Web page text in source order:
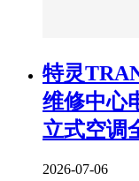
特灵
维修中心
立式空调
2026-07-06